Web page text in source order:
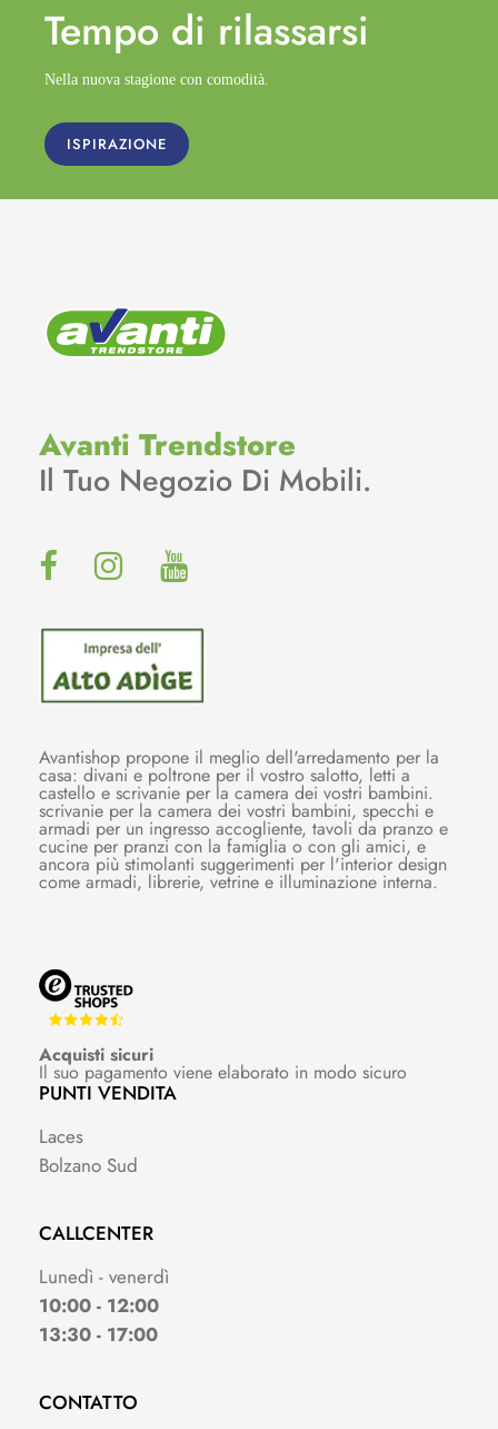
Tempo di rilassarsi
Nella nuova stagione con comodità.
ISPIRAZIONE
Avanti Trendstore
Il Tuo Negozio Di Mobili.
Avantishop propone il meglio dell'arredamento per la
casa: divani e poltrone per il vostro salotto, letti a
castello e scrivanie per la camera dei vostri bambini.
scrivanie per la camera dei vostri bambini, specchi e
armadi per un ingresso accogliente, tavoli da pranzo e
cucine per pranzi con la famiglia o con gli amici, e
ancora più stimolanti suggerimenti per l'interior design
come armadi, librerie, vetrine e illuminazione interna.
Acquisti sicuri
Il suo pagamento viene elaborato in modo sicuro
PUNTI VENDITA
Laces
Bolzano Sud
CALLCENTER
Lunedì - venerdì
10:00 - 12:00
13:30 - 17:00
CONTATTO